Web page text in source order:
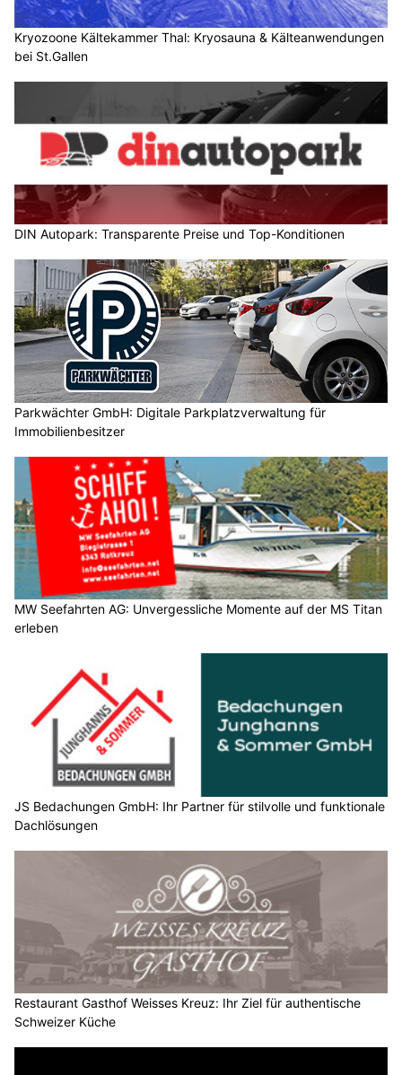
Kryozoone Kältekammer Thal: Kryosauna & Kälteanwendungen
bei St.Gallen
DIN Autopark: Transparente Preise und Top-Konditionen
Parkwächter GmbH: Digitale Parkplatzverwaltung für
Immobilienbesitzer
MW Seefahrten AG: Unvergessliche Momente auf der MS Titan
erleben
JS Bedachungen GmbH: Ihr Partner für stilvolle und funktionale
Dachlösungen
Restaurant Gasthof Weisses Kreuz: Ihr Ziel für authentische
Schweizer Küche